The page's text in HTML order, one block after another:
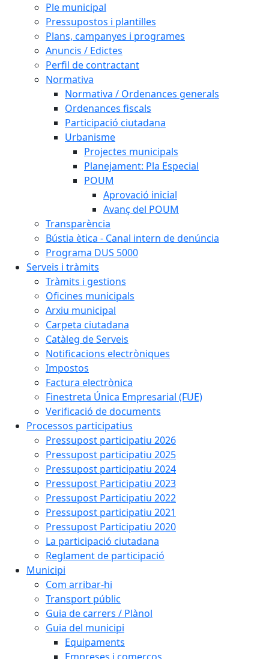
Ple municipal
Pressupostos i plantilles
Plans, campanyes i programes
Anuncis / Edictes
Perfil de contractant
Normativa
Normativa / Ordenances generals
Ordenances fiscals
Participació ciutadana
Urbanisme
Projectes municipals
Planejament: Pla Especial
POUM
Aprovació inicial
Avanç del POUM
Transparència
Bústia ètica - Canal intern de denúncia
Programa DUS 5000
Serveis i tràmits
Tràmits i gestions
Oficines municipals
Arxiu municipal
Carpeta ciutadana
Catàleg de Serveis
Notificacions electròniques
Impostos
Factura electrònica
Finestreta Única Empresarial (FUE)
Verificació de documents
Processos participatius
Pressupost participatiu 2026
Pressupost participatiu 2025
Pressupost participatiu 2024
Pressupost Participatiu 2023
Pressupost Participatiu 2022
Pressupost participatiu 2021
Pressupost Participatiu 2020
La participació ciutadana
Reglament de participació
Municipi
Com arribar-hi
Transport públic
Guia de carrers / Plànol
Guia del municipi
Equipaments